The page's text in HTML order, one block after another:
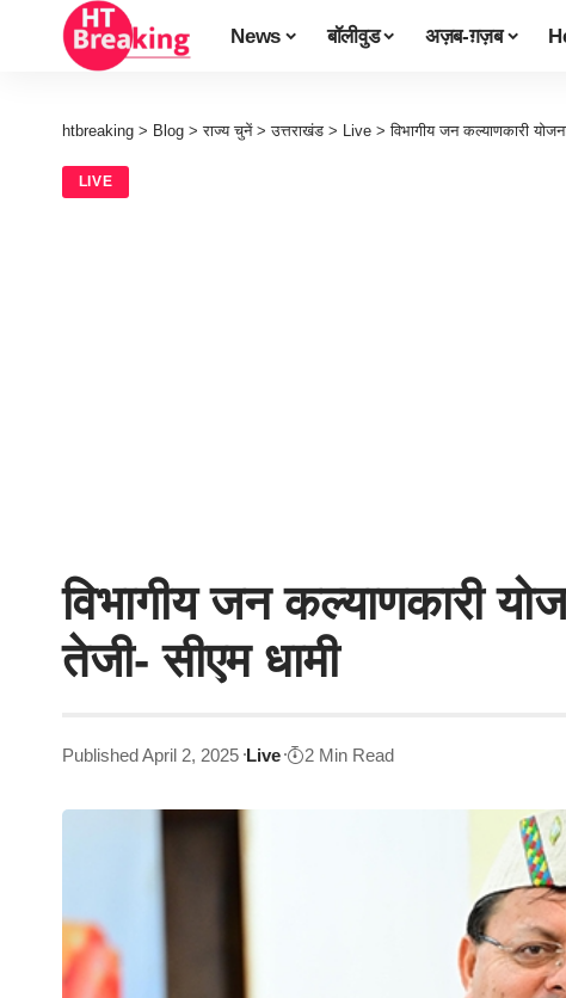
News बॉलीवुड अज़ब-ग़ज़ब
htbreaking > Blog >राज्य चुनें >उत्तराखंड > Live >विभागीय जन कल्याणकारी
LIVE
विभागीय जन कल्याणकारी
तेजी- सीएम धामी
Published April 2, 2025 Live 2 Min Read